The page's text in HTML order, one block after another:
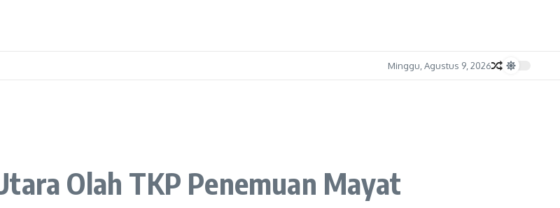
Minggu, Agustus 9, 2026
Olah TKP Penemuan Mayat